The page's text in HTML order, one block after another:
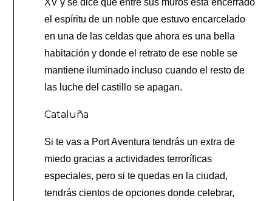
el espíritu de un noble que estuvo encarcelado
en una de las celdas que ahora es una bella
habitación y donde el retrato de ese noble se
mantiene iluminado incluso cuando el resto de
las luche del castillo se apagan.
Cataluña
Si te vas a Port Aventura tendrás un extra de
miedo gracias a actividades terroríficas
especiales, pero si te quedas en la ciudad,
tendrás cientos de opciones donde celebrar,